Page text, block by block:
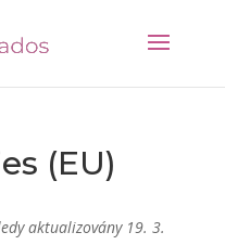
(EU)
aktualizovány 19. 3.